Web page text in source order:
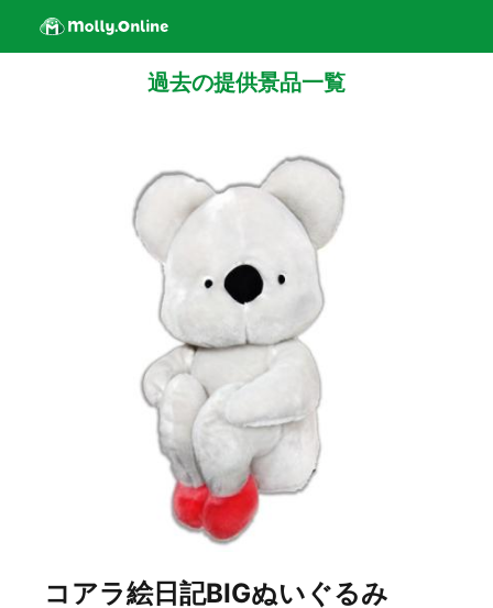
過去の提供景品一覧
コアラ絵日記BIGぬいぐるみ